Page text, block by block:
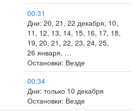
00:31
Дни: 20, 21, 22 декабря, 10,
11, 12, 13, 14, 15, 16, 17, 18,
19, 20, 21, 22, 23, 24, 25,
26 января, …
Остановки: Везде
00:34
Дни: только 10 декабря
Остановки: Везде